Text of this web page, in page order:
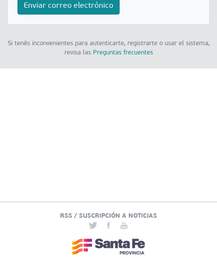
Enviar correo electrónico
Si tenés inconvenientes para autenticarte, registrarte o usar el sistema,
revisa las Preguntas frecuentes
RSS / SUSCRIPCIÓN A NOTICIAS